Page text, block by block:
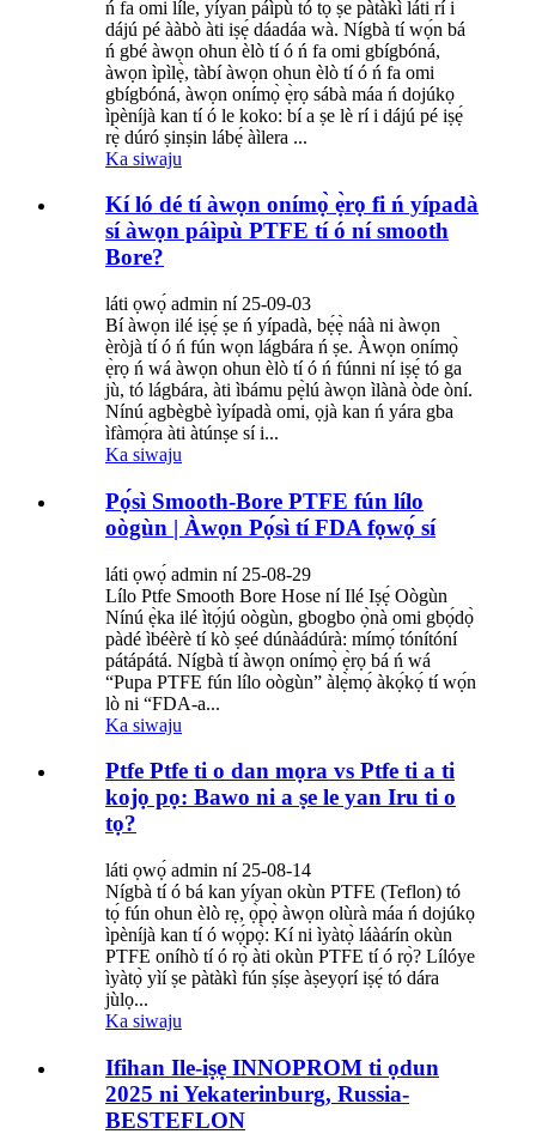
ń fa omi líle, yíyan páìpù tó tọ́ ṣe pàtàkì láti rí i
dájú pé ààbò àti iṣẹ́ dáadáa wà. Nígbà tí wọ́n bá
ń gbé àwọn ohun èlò tí ó ń fa omi gbígbóná,
àwọn ìpìlẹ̀, tàbí àwọn ohun èlò tí ó ń fa omi
gbígbóná, àwọn onímọ̀ ẹ̀rọ sábà máa ń dojúkọ
ìpèníjà kan tí ó le koko: bí a ṣe lè rí i dájú pé iṣẹ́
rẹ̀ dúró ṣinṣin lábẹ́ àìlera ...
Ka siwaju
Kí ló dé tí àwọn onímọ̀ ẹ̀rọ fi ń yípadà
sí àwọn páìpù PTFE tí ó ní smooth
Bore?
láti ọwọ́ admin ní 25-09-03
Bí àwọn ilé iṣẹ́ ṣe ń yípadà, bẹ́ẹ̀ náà ni àwọn
èròjà tí ó ń fún wọn lágbára ń ṣe. Àwọn onímọ̀
ẹ̀rọ ń wá àwọn ohun èlò tí ó ń fúnni ní iṣẹ́ tó ga
jù, tó lágbára, àti ìbámu pẹ̀lú àwọn ìlànà òde òní.
Nínú agbègbè ìyípadà omi, ọjà kan ń yára gba
ìfàmọ́ra àti àtúnṣe sí i...
Ka siwaju
Pọ́sì Smooth-Bore PTFE fún lílo
oògùn | Àwọn Pọ́sì tí FDA fọwọ́ sí
láti ọwọ́ admin ní 25-08-29
Lílo Ptfe Smooth Bore Hose ní Ilé Iṣẹ́ Oògùn
Nínú ẹ̀ka ilé ìtọ́jú oògùn, gbogbo ọ̀nà omi gbọ́dọ̀
pàdé ìbéèrè tí kò ṣeé dúnàádúrà: mímọ́ tónítóní
pátápátá. Nígbà tí àwọn onímọ̀ ẹ̀rọ bá ń wá
“Pupa PTFE fún lílo oògùn” àlẹ̀mọ́ àkọ́kọ́ tí wọ́n
lò ni “FDA-a...
Ka siwaju
Ptfe Ptfe ti o dan mọra vs Ptfe ti a ti
kojọ pọ: Bawo ni a ṣe le yan Iru ti o
tọ?
láti ọwọ́ admin ní 25-08-14
Nígbà tí ó bá kan yíyan okùn PTFE (Teflon) tó
tọ́ fún ohun èlò rẹ, ọ̀pọ̀ àwọn olùrà máa ń dojúkọ
ìpèníjà kan tí ó wọ́pọ̀: Kí ni ìyàtọ̀ láàárín okùn
PTFE oníhò tí ó rọ̀ àti okùn PTFE tí ó rọ̀? Lílóye
ìyàtọ̀ yìí ṣe pàtàkì fún ṣíṣe àṣeyọrí iṣẹ́ tó dára
jùlọ...
Ka siwaju
Ifihan Ile-iṣẹ INNOPROM ti ọdun
2025 ni Yekaterinburg, Russia-
BESTEFLON